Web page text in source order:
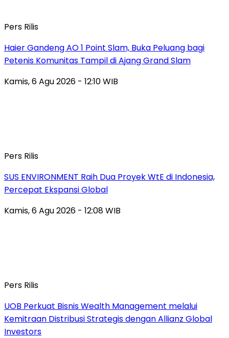
Pers Rilis
Haier Gandeng AO 1 Point Slam, Buka Peluang bagi
Petenis Komunitas Tampil di Ajang Grand Slam
Kamis, 6 Agu 2026 - 12:10 WIB
Pers Rilis
SUS ENVIRONMENT Raih Dua Proyek WtE di Indonesia,
Percepat Ekspansi Global
Kamis, 6 Agu 2026 - 12:08 WIB
Pers Rilis
UOB Perkuat Bisnis Wealth Management melalui
Kemitraan Distribusi Strategis dengan Allianz Global
Investors